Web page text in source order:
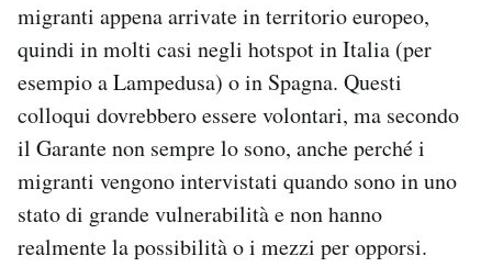
migranti appena arrivate in territorio europeo,
quindi in molti casi negli hotspot in Italia (per
esempio a Lampedusa) o in Spagna. Questi
colloqui dovrebbero essere volontari, ma secondo
il Garante non sempre lo sono, anche perché i
migranti vengono intervistati quando sono in uno
stato di grande vulnerabilità e non hanno
realmente la possibilità o i mezzi per opporsi.